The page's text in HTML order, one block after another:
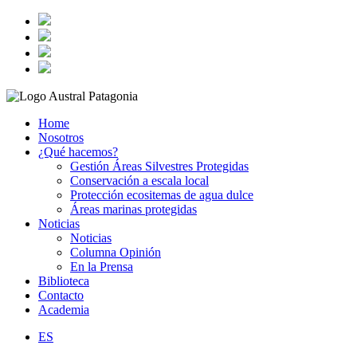
Home
Nosotros
¿Qué hacemos?
Gestión Áreas Silvestres Protegidas
Conservación a escala local
Protección ecositemas de agua dulce
Áreas marinas protegidas
Noticias
Noticias
Columna Opinión
En la Prensa
Biblioteca
Contacto
Academia
ES